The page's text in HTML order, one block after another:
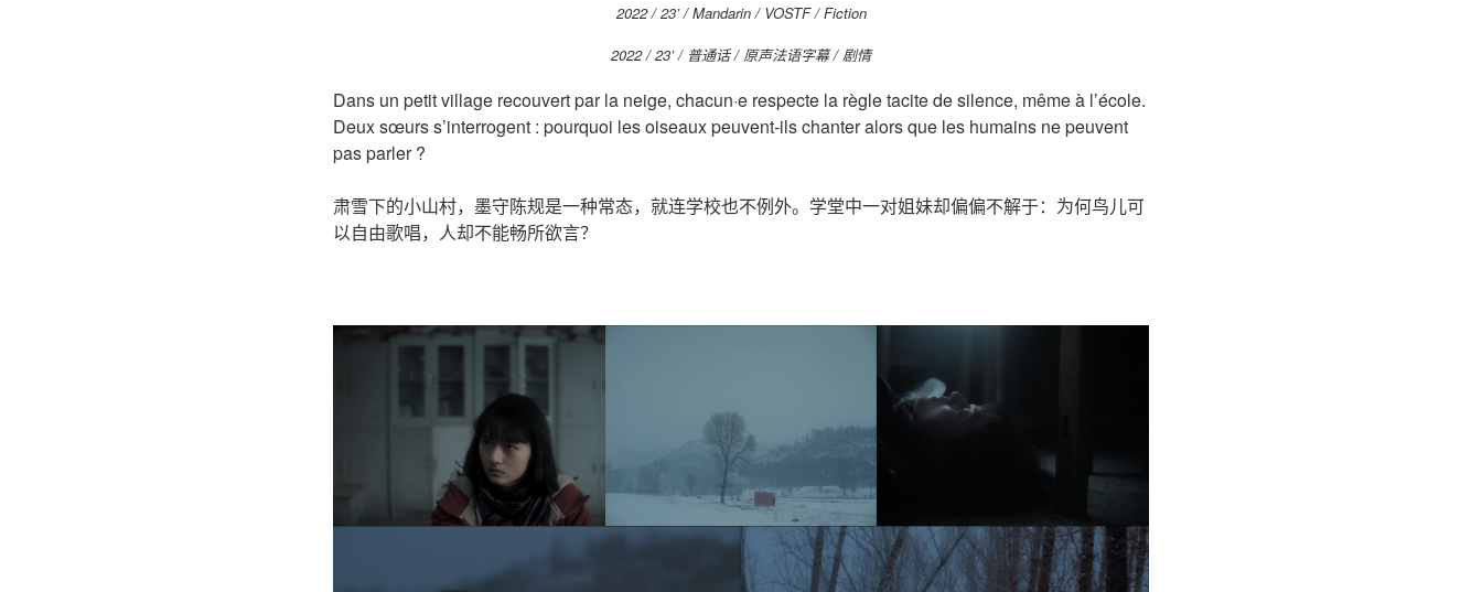
2022 / 23’ / Mandarin / VOSTF / Fiction
2022 / 23’ / 普通话 / 原声法语字幕 / 剧情
Dans un petit village recouvert par la neige, chacun·e respecte la règle tacite de silence, même à l’école.
Deux sœurs s’interrogent : pourquoi les oiseaux peuvent-ils chanter alors que les humains ne peuvent
pas parler ?
肃雪下的小山村，墨守陈规是一种常态，就连学校也不例外。学堂中一对姐妹却偏偏不解于：为何鸟儿可
以自由歌唱，人却不能畅所欲言？